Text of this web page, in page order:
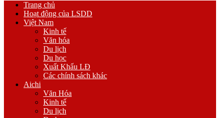
Trang chủ
Hoạt động của LSDD
Việt Nam
Kinh tế
Văn hóa
Du lịch
Du học
Xuất Khẩu LĐ
Các chính sách khác
Aichi
Văn Hóa
Kinh tế
Du lịch